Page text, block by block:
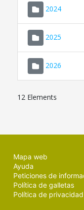
2024
2025
2026
12 Elements
Mapa web
Ayuda
Peticiones de
Política de galletas
Política de privacidad